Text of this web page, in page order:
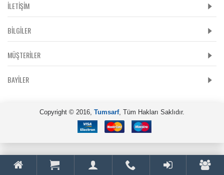
İLETİŞİM
BILGILER
MÜŞTERILER
BAYILER
Copyright © 2016, Tumsarf, Tüm Hakları Saklıdır.